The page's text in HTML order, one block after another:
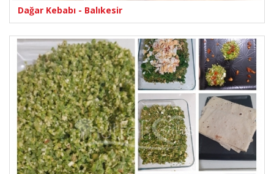
Dağar Kebabı - Balıkesir